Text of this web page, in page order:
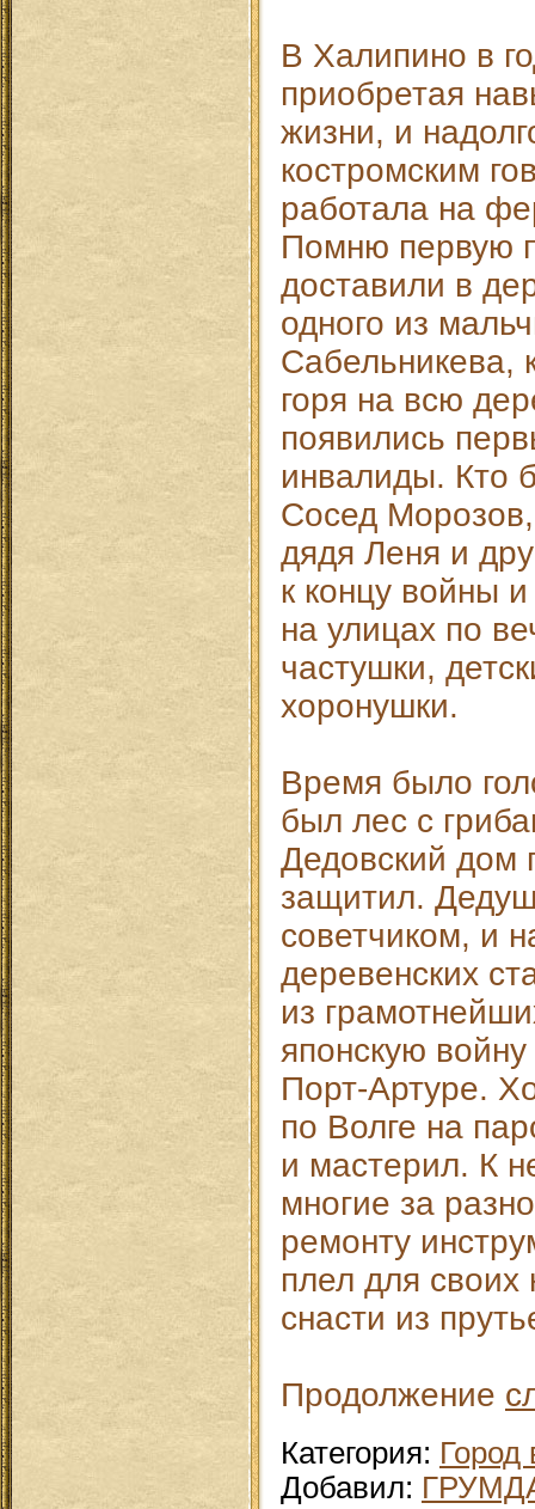
В Халипино в
приобретая
жизни, и
костромским
работала на
Помню первую
доставили в
одного из
Сабельникева,
горя на всю
появились
инвалиды. Кто
Сосед
дядя Леня и
к концу войны
на улицах по
частушки,
хоронушки.
Время было
был лес с
Дедовский дом
защитил.
советчиком, и
деревенских
из
японскую
Порт-Артуре.
по Волге на
и мастерил. К
многие за
ремонту
плел для своих
снасти из
Продолжение
Категория: Город
Добавил: